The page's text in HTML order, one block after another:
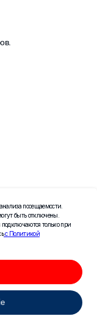
посещаемости.
быть отключены.
только при
с Политикой